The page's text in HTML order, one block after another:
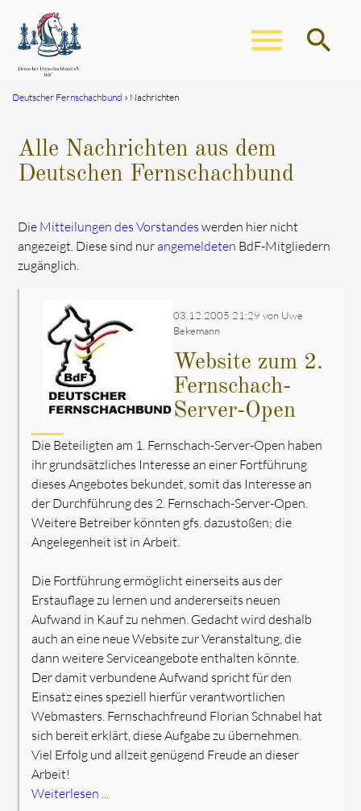
menu search
Deutscher Fernschachbund Nachrichten
Alle Nachrichten aus dem
Deutschen Fernschachbund
Die Mitteilungen des Vorstandes werden hier nicht
angezeigt. Diese sind nurangemeldeten BdF-Mitgliedern
zugänglich.
03.12.2005 21:29 von Uwe
Bekemann
Website zum 2.
Fernschach-
Server-Open
Die Beteiligten am 1. Fernschach-Server-Open haben
ihr grundsätzliches Interesse an einer Fortführung
dieses Angebotes bekundet, somit das Interesse an
der Durchführung des 2. Fernschach-Server-Open.
Weitere Betreiber könnten gfs. dazustoßen; die
Angelegenheit ist in Arbeit.
Die Fortführung ermöglicht einerseits aus der
Erstauflage zu lernen und andererseits neuen
Aufwand in Kauf zu nehmen. Gedacht wird deshalb
auch an eine neue Website zur Veranstaltung, die
dann weitere Serviceangebote enthalten könnte.
Der damit verbundene Aufwand spricht für den
Einsatz eines speziell hierfür verantwortlichen
Webmasters. Fernschachfreund Florian Schnabel hat
sich bereit erklärt, diese Aufgabe zu übernehmen.
Viel Erfolg und allzeit genügend Freude an dieser
Arbeit!
Weiterlesen ...